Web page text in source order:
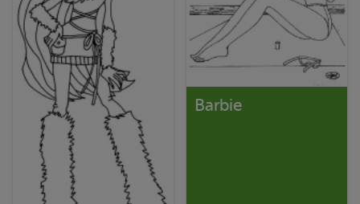
Barbie